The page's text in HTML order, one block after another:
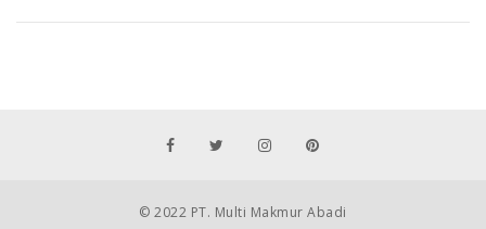
© 2022 PT. Multi Makmur Abadi